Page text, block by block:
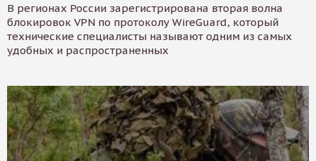
В регионах России зарегистрирована вторая волна
блокировок VPN по протоколу WireGuard, который
технические специалисты называют одним из самых
удобных и распространенных